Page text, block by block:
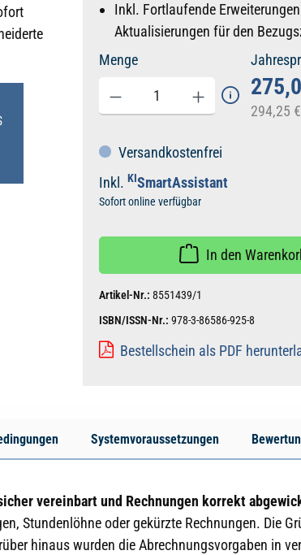
Inkl. Fortlaufende
Aktualisierungen für den
Menge
294,25 €
Versandkostenfrei
Inkl. KISmartAssistant
Sofort online verfügbar
In den
Artikel-Nr.: 8551439/1
ISBN/ISSN-Nr.: 978-3-86586-925-8
Bestellschein als PDF
Systemvoraussetzungen
vereinbart und Rechnungen korrekt
Stundenlöhne oder gekürzte Rechnungen. Die
hinaus wurden die Abrechnungsvorgaben in